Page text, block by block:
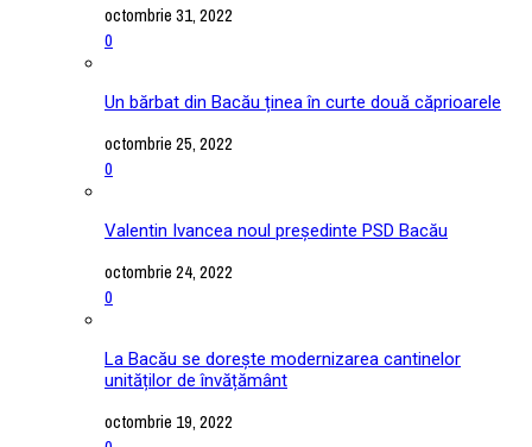
octombrie 31, 2022
0
Un bărbat din Bacău ținea în curte două căprioarele
octombrie 25, 2022
0
Valentin Ivancea noul președinte PSD Bacău
octombrie 24, 2022
0
La Bacău se dorește modernizarea cantinelor
unităților de învățământ
octombrie 19, 2022